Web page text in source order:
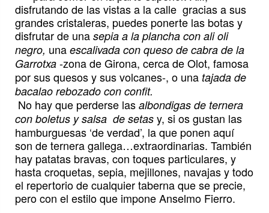
disfrutando de las vistas a la calle gracias a sus
grandes cristaleras, puedes ponerte las botas y
disfrutar de una sepia a la plancha con ali oli
negro, una escalivada con queso de cabra de la
Garrotxa -zona de Girona, cerca de Olot, famosa
por sus quesos y sus volcanes-, o una tajada de
bacalao rebozado con confit.
No hay que perderse las albondigas de ternera
con boletus y salsa de setas y, si os gustan las
hamburguesas ‘de verdad’, la que ponen aquí
son de ternera gallega…extraordinarias. También
hay patatas bravas, con toques particulares, y
hasta croquetas, sepia, mejillones, navajas y todo
el repertorio de cualquier taberna que se precie,
pero con el estilo que impone Anselmo Fierro.